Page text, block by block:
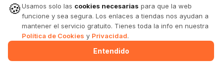
Menu Alertas Comparte Entrar
🍪Usamos solo las cookies necesarias para que la web
funcione y sea segura. Los enlaces a tiendas nos ayudan a
mantener el servicio gratuito. Tienes toda la info en nuestra
Política de Cookies y Privacidad.
Entendido